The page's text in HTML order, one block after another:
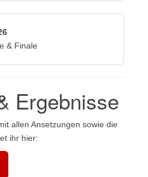
& Finale
Ergebnisse
allen Ansetzungen sowie die
ihr hier: